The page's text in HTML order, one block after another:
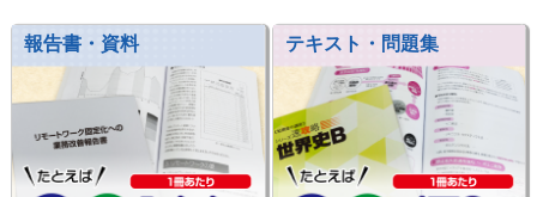
報告書・資料 テキスト・問題集